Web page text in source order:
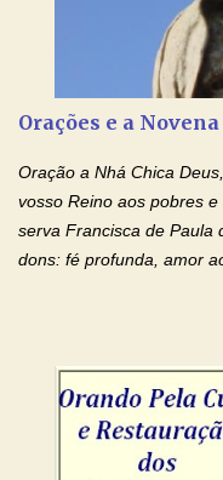
carregando as minhas
Tuas Mãos, que
pregadas na Cruz,
peço somente por mim,
amo. Nós precisamos
espiritual, através do
ensanguentadas e
apesar de toda a minha
Orações e a
Oração a Nhá Chica
vosso Reino aos pobres
serva Francisca de Paula
dons: fé profunda, amor
Senhor Jesus Cristo,
Amém. Novena a Nhá
celestiais através da
(Rezar durante nove dias